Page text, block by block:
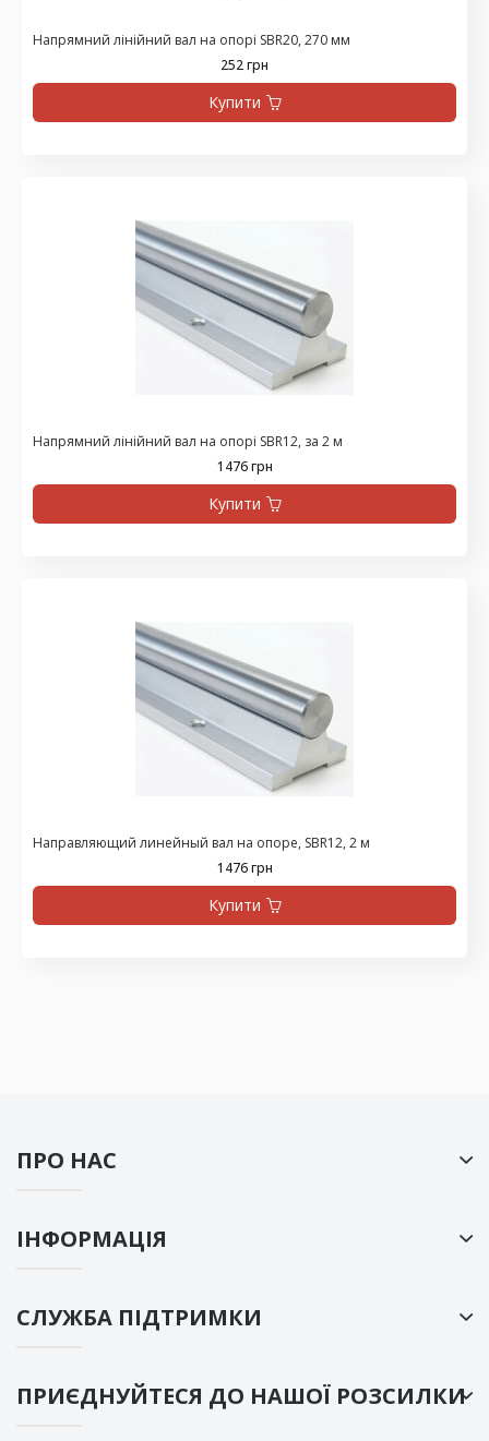
Напрямний лінійний вал на опорі SBR20, 270 мм
252 грн
Купити
Напрямний лінійний вал на опорі SBR12, за 2 м
1476 грн
Купити
Направляющий линейный вал на опоре, SBR12, 2 м
1476 грн
Купити
ПРО НАС
ІНФОРМАЦІЯ
СЛУЖБА ПІДТРИМКИ
ПРИЄДНУЙТЕСЯ ДО НАШОЇ РОЗСИЛКИ